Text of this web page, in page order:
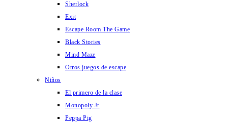
Sherlock
Exit
Escape Room The Game
Black Stories
Mind Maze
Otros juegos de escape
Niños
El primero de la clase
Monopoly Jr
Peppa Pig